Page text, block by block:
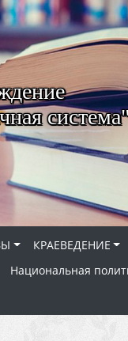
КРАЕВЕДЕНИЕ
Национальная